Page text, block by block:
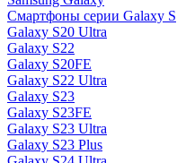
Смартфоны серии Galaxy S
Galaxy S20 Ultra
Galaxy S22
Galaxy S20FE
Galaxy S22 Ultra
Galaxy S23
Galaxy S23FE
Galaxy S23 Ultra
Galaxy S23 Plus